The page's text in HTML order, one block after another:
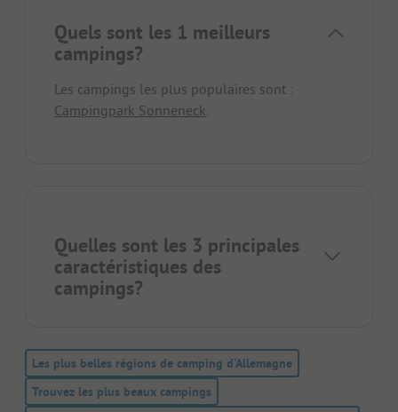
Quels sont les 1 meilleurs
campings?
Les campings les plus populaires sont :
Campingpark Sonneneck
Quelles sont les 3 principales
caractéristiques des
campings?
Les plus belles régions de camping d'Allemagne
Trouvez les plus beaux campings